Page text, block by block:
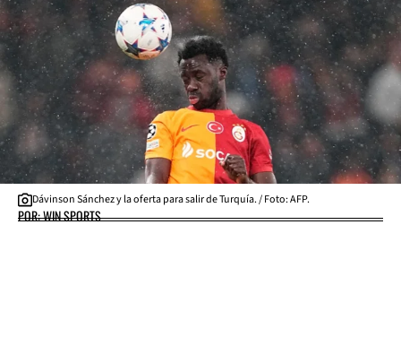
Dávinson Sánchez y la oferta para salir de Turquía. / Foto: AFP.
POR: WIN SPORTS